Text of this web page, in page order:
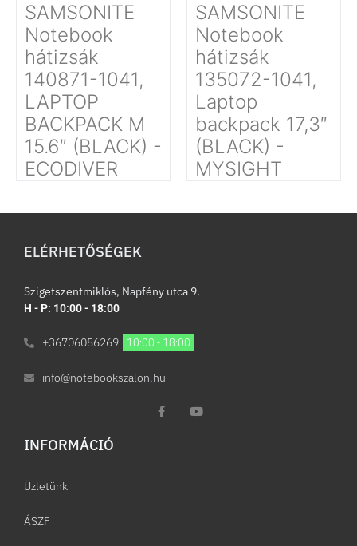
SAMSONITE
Notebook
hátizsák
140871-1041,
LAPTOP
BACKPACK M
15.6″ (BLACK) -
ECODIVER
SAMSONITE
Notebook
hátizsák
135072-1041,
Laptop
backpack 17,3″
(BLACK) -
MYSIGHT
ELÉRHETŐSÉGEK
Szigetszentmiklós, Napfény utca 9.
H - P: 10:00 - 18:00
+36706056269 10:00 - 18:00
info@notebookszalon.hu
INFORMÁCIÓ​
Üzletünk
ÁSZF